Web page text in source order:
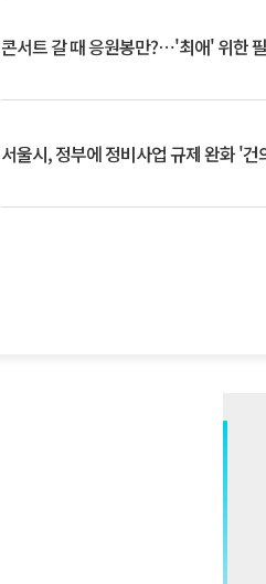
콘서트 갈 때 응원봉만?⋯'최애' 위한
서울시, 정부에 정비사업 규제 완화 '